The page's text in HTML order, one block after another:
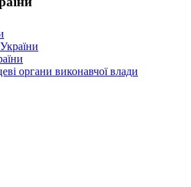
органи виконавчої влади